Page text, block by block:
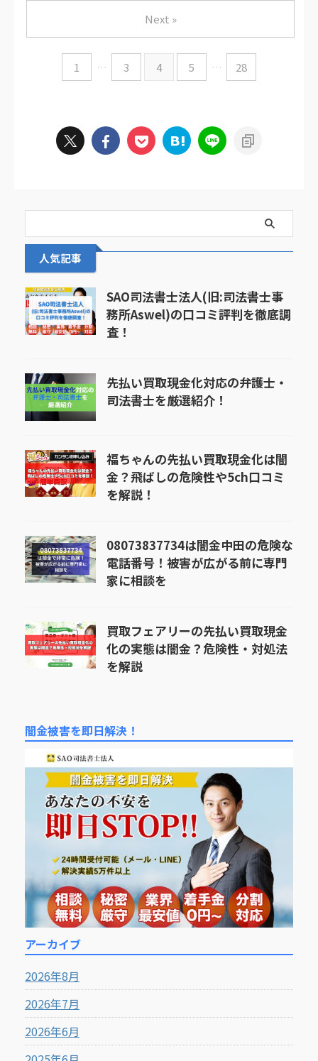
1 … 3 4 5 … 28
Next »
人気記事
SAO司法書士法人(旧:司法書士事
務所Aswel)の口コミ評判を徹底調
査！
先払い買取現金化対応の弁護士・
司法書士を厳選紹介！
福ちゃんの先払い買取現金化は闇
金？飛ばしの危険性や5ch口コミ
を解説！
08073837734は闇金中田の危険な
電話番号！被害が広がる前に専門
家に相談を
買取フェアリーの先払い買取現金
化の実態は闇金？危険性・対処法
を解説
闇金被害を即日解決！
アーカイブ
2026年8月
2026年7月
2026年6月